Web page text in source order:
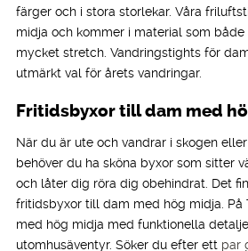
färger och i stora storlekar. Våra
midja och kommer i material som
mycket stretch. Vandringstights för
utmärkt val för årets vandringar.
Fritidsbyxor till dam med
När du är ute och vandrar i skogen
behöver du ha sköna byxor som sitter
och låter dig röra dig obehindrat. Det
fritidsbyxor till dam med hög midja. På
med hög midja med funktionella
utomhusäventyr. Söker du efter ett par